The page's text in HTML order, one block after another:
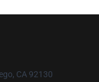
CA 92130